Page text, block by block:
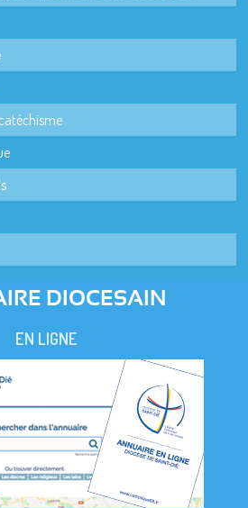
DIOCESAIN
EN LIGNE